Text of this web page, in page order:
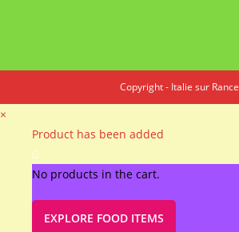
Copyright - Italie sur Rance
×
Product has been added
No products in the cart.
EXPLORE FOOD ITEMS